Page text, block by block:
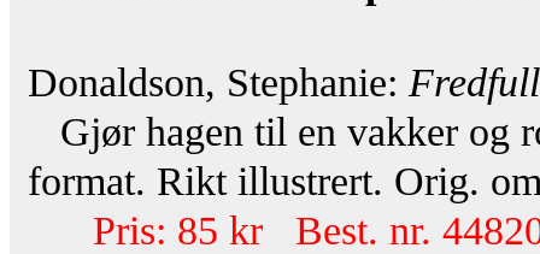
Donaldson, Stephanie:
Gjør hagen til en vakker og
format. Rikt illustrert. Orig.
Pris: 85 kr Best. nr.